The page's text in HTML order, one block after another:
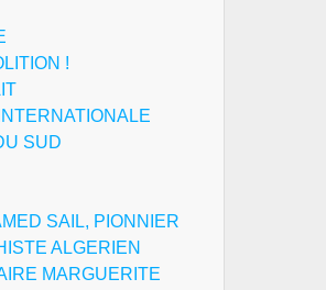
!
SUD
SAIL, PIONNIER
ALGERIEN
MARGUERITE